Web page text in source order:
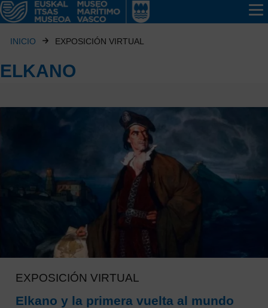
INICIO EXPOSICIÓN VIRTUAL
ELKANO
EXPOSICIÓN VIRTUAL
Elkano y la primera vuelta al mundo